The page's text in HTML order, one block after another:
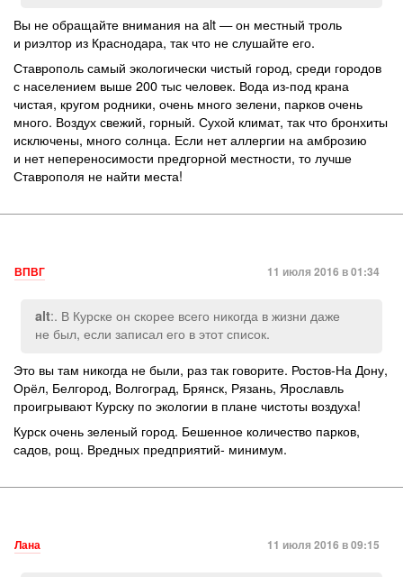
Вы не обращайте внимания на alt — он местный троль
и риэлтор из Краснодара, так что не слушайте его.
Ставрополь самый экологически чистый город, среди городов
с населением выше 200 тыс человек. Вода из-под крана
чистая, кругом родники, очень много зелени, парков очень
много. Воздух свежий, горный. Сухой климат, так что бронхиты
исключены, много солнца. Если нет аллергии на амброзию
и нет непереносимости предгорной местности, то лучше
Ставрополя не найти места!
ВПВГ 11 июля 2016 в 01:34
alt:. В Курске он скорее всего никогда в жизни даже
не был, если записал его в этот список.
Это вы там никогда не были, раз так говорите. Ростов-На Дону,
Орёл, Белгород, Волгоград, Брянск, Рязань, Ярославль
проигрывают Курску по экологии в плане чистоты воздуха!
Курск очень зеленый город. Бешенное количество парков,
садов, рощ. Вредных предприятий- минимум.
Лана 11 июля 2016 в 09:15